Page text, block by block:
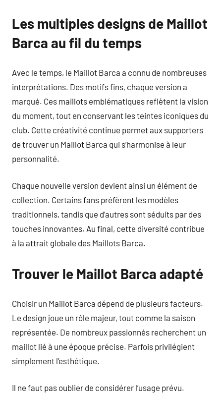
Les multiples designs de Maillot
Barca au fil du temps
Avec le temps, le Maillot Barca a connu de nombreuses
interprétations. Des motifs fins, chaque version a
marqué. Ces maillots emblématiques reflètent la vision
du moment, tout en conservant les teintes iconiques du
club. Cette créativité continue permet aux supporters
de trouver un Maillot Barca qui s’harmonise à leur
personnalité.
Chaque nouvelle version devient ainsi un élément de
collection. Certains fans préfèrent les modèles
traditionnels, tandis que d’autres sont séduits par des
touches innovantes. Au final, cette diversité contribue
à la attrait globale des Maillots Barca.
Trouver le Maillot Barca adapté
Choisir un Maillot Barca dépend de plusieurs facteurs.
Le design joue un rôle majeur, tout comme la saison
représentée. De nombreux passionnés recherchent un
maillot lié à une époque précise. Parfois privilégient
simplement l’esthétique.
Il ne faut pas oublier de considérer l’usage prévu.